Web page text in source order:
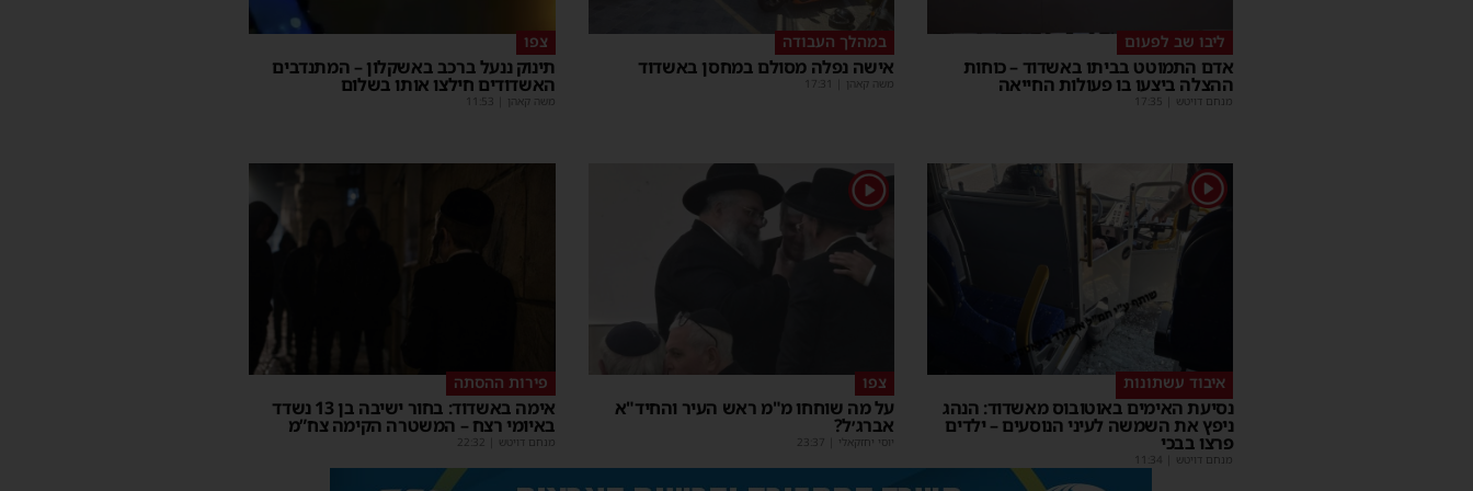
ליבו שב לפעום
אדם התמוטט בביתו באשדוד – כוחות
ההצלה ביצעו בו פעולות החייאה
מנחם דויטש 17:35
במהלך העבודה
אישה נפלה מסולם במחסן באשדוד
משה קאהן 17:31
צפו
תינוק ננעל ברכב באשקלון – המתנדבים
האשדודים חילצו אותו בשלום
משה קאהן 11:53
1
איבוד עשתונות
נסיעת האימים באוטובוס מאשדוד: הנהג
ניפץ את השמשה לעיני הנוסעים – ילדים
פרצו בבכי
מנחם דויטש 11:34
1
צפו
על מה שוחחו מ"מ ראש העיר והחיד"א
אברג׳ל?
יוסי יחזקאלי 23:37
פירות ההסתה
אימה באשדוד: בחור ישיבה בן 13 נשדד
באיומי רצח – המשטרה הקימה צח”מ
מנחם דויטש 22:32